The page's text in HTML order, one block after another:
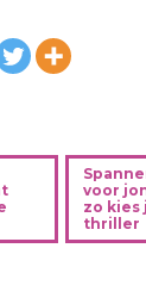
voor
zo kies
thriller